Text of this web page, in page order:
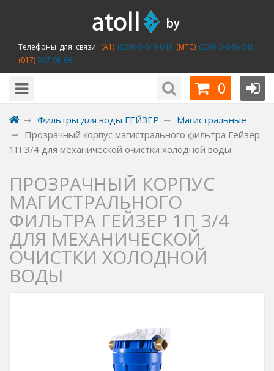
Телефоны для связи: (A1)(029) 6-648-648 (MTC)(029) 5-648-648
(017)397-98-66
0
Фильтры для воды ГЕЙЗЕР
Магистральные
Прозрачный корпус магистрального фильтра Гейзер
1П 3/4 для механической очистки холодной воды
ПРОЗРАЧНЫЙ КОРПУС
МАГИСТРАЛЬНОГО
ФИЛЬТРА ГЕЙЗЕР 1П 3/4
ДЛЯ МЕХАНИЧЕСКОЙ
ОЧИСТКИ ХОЛОДНОЙ
ВОДЫ